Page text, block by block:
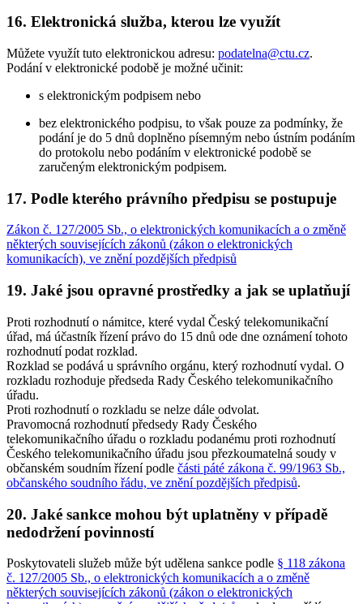
16. Elektronická služba, kterou lze využít
Můžete využít tuto elektronickou adresu: podatelna@ctu.cz.
Podání v elektronické podobě je možné učinit:
s elektronickým podpisem nebo
bez elektronického podpisu, to však pouze za podmínky, že
podání je do 5 dnů doplněno písemným nebo ústním podáním
do protokolu nebo podáním v elektronické podobě se
zaručeným elektronickým podpisem.
17. Podle kterého právního předpisu se postupuje
Zákon č. 127/2005 Sb., o elektronických komunikacích a o změně
některých souvisejících zákonů (zákon o elektronických
komunikacích), ve znění pozdějších předpisů
19. Jaké jsou opravné prostředky a jak se uplatňují
Proti rozhodnutí o námitce, které vydal Český telekomunikační
úřad, má účastník řízení právo do 15 dnů ode dne oznámení tohoto
rozhodnutí podat rozklad.
Rozklad se podává u správního orgánu, který rozhodnutí vydal. O
rozkladu rozhoduje předseda Rady Českého telekomunikačního
úřadu.
Proti rozhodnutí o rozkladu se nelze dále odvolat.
Pravomocná rozhodnutí předsedy Rady Českého
telekomunikačního úřadu o rozkladu podanému proti rozhodnutí
Českého telekomunikačního úřadu jsou přezkoumatelná soudy v
občanském soudním řízení podle části páté zákona č. 99/1963 Sb.,
občanského soudního řádu, ve znění pozdějších předpisů.
20. Jaké sankce mohou být uplatněny v případě
nedodržení povinností
Poskytovateli služeb může být udělena sankce podle § 118 zákona
č. 127/2005 Sb., o elektronických komunikacích a o změně
některých souvisejících zákonů (zákon o elektronických